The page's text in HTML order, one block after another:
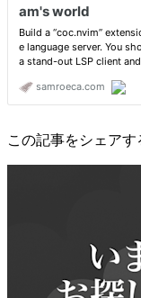
この記事をシェアす